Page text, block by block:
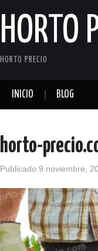
HORTO
HORTO PRECIO
INICIO BLOG
horto-
Publicado 9 noviembre,